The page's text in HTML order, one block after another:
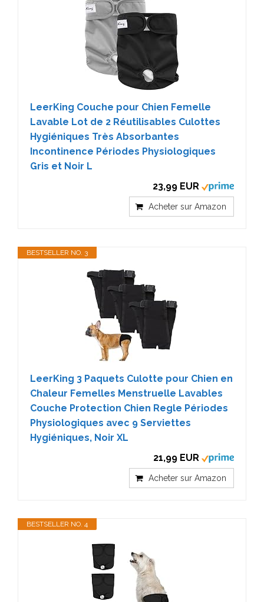
LeerKing Couche pour Chien Femelle
Lavable Lot de 2 Réutilisables Culottes
Hygiéniques Très Absorbantes
Incontinence Périodes Physiologiques
Gris et Noir L
23,99 EUR
Acheter sur Amazon
BESTSELLER NO. 3
LeerKing 3 Paquets Culotte pour Chien en
Chaleur Femelles Menstruelle Lavables
Couche Protection Chien Regle Périodes
Physiologiques avec 9 Serviettes
Hygiéniques, Noir XL
21,99 EUR
Acheter sur Amazon
BESTSELLER NO. 4